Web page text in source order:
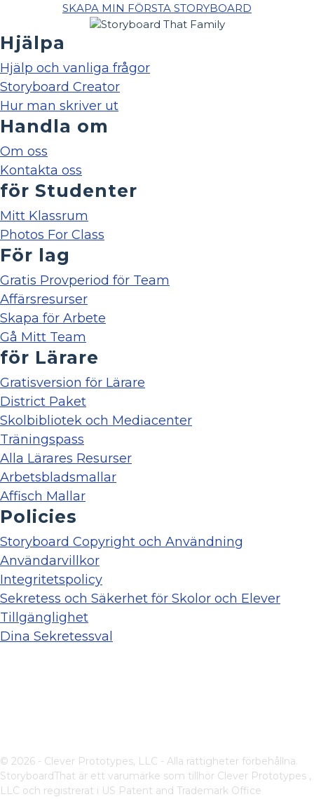
SKAPA MIN FÖRSTA STORYBOARD
Hjälpa
Hjälp och vanliga frågor
Storyboard Creator
Hur man skriver ut
Handla om
Om oss
Kontakta oss
för Studenter
Mitt Klassrum
Photos For Class
För lag
Gratis Provperiod för Team
Affärsresurser
Skapa för Arbete
Gå Mitt Team
för Lärare
Gratisversion för Lärare
District Paket
Skolbibliotek och Mediacenter
Träningspass
Alla Lärares Resurser
Arbetsbladsmallar
Affisch Mallar
Policies
Storyboard Copyright och Användning
Användarvillkor
Integritetspolicy
Sekretess och Säkerhet för Skolor och Elever
Tillgänglighet
Dina Sekretessval
© 2026 - Clever Prototypes, LLC - Alla rättigheter förbehållna.
StoryboardThat är ett varumärke som tillhör Clever Prototypes ,
LLC och registrerat i US Patent and Trademark Office